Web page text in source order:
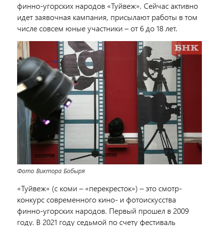
финно-угорских народов «Туйвеж». Сейчас активно
идет заявочная кампания, присылают работы в том
числе совсем юные участники – от 6 до 18 лет.
Фото Виктора Бобыря
«Туйвеж» (с коми – «перекресток») – это смотр-
конкурс современного кино- и фотоискусства
финно-угорских народов. Первый прошел в 2009
году. В 2021 году седьмой по счету фестиваль